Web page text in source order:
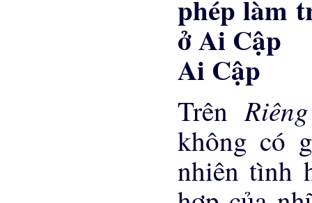
Ai Cập
Trên
không có
nhiên tình